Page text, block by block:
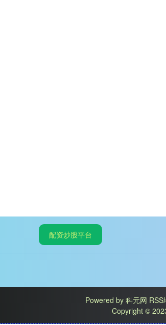
配资炒股平台
Powered by 科元网 RSS
Copyright ©